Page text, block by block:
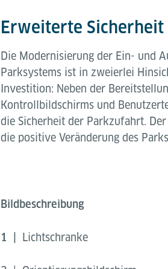
Erweiterte
Die Modernisierung der Ein- und
Parksystems ist in zweierlei
Investition: Neben der
Kontrollbildschirms und
die Sicherheit der Parkzufahrt.
die positive Veränderung des
Bildbeschreibung
1 | Lichtschranke